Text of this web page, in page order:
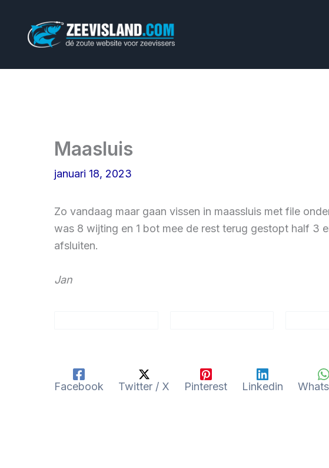
Maasluis
januari 18, 2023
Zo vandaag maar gaan vissen in maassluis met file
was 8 wijting en 1 bot mee de rest terug gestopt half 3
afsluiten.
Jan
Facebook Twitter / X Pinterest Linkedin